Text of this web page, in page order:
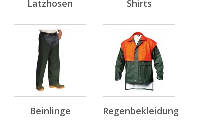
Latzhosen Shirts
Beinlinge Regenbekleidung